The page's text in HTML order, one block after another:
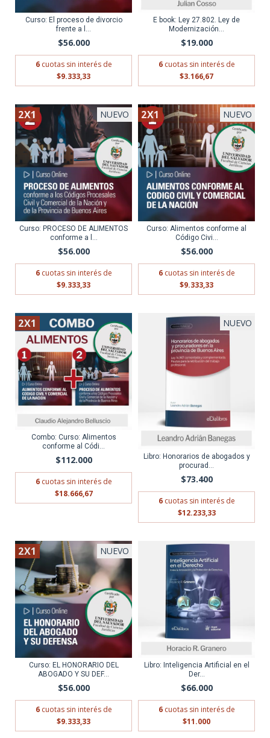
Curso: El proceso de divorcio
frente a l...
$56.000
6 cuotas sin interés de
$9.333,33
E book: Ley 27.802. Ley de
Modernización...
$19.000
6 cuotas sin interés de
$3.166,67
2X1 NUEVO
Curso: PROCESO DE ALIMENTOS
conforme a l...
$56.000
6 cuotas sin interés de
$9.333,33
2X1 NUEVO
Curso: Alimentos conforme al
Código Civi...
$56.000
6 cuotas sin interés de
$9.333,33
2X1
Combo: Curso: Alimentos
conforme al Códi...
$112.000
6 cuotas sin interés de
$18.666,67
ENVÍO GRATIS NUEVO
Libro: Honorarios de abogados y
procurad...
$73.400
6 cuotas sin interés de
$12.233,33
2X1 NUEVO
Curso: EL HONORARIO DEL
ABOGADO Y SU DEF...
$56.000
6 cuotas sin interés de
$9.333,33
Libro: Inteligencia Artificial en el
Der...
$66.000
6 cuotas sin interés de
$11.000